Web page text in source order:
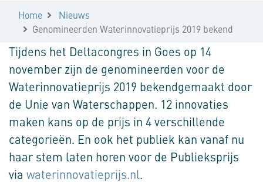
Home
Nieuws
Genomineerden Waterinnovatieprijs 2019 bekend
Tijdens het Deltacongres in Goes op 14
november zijn de genomineerden voor de
Waterinnovatieprijs 2019 bekendgemaakt door
de Unie van Waterschappen. 12 innovaties
maken kans op de prijs in 4 verschillende
categorieën. En ook het publiek kan vanaf nu
haar stem laten horen voor de Publieksprijs
via waterinnovatieprijs.nl.